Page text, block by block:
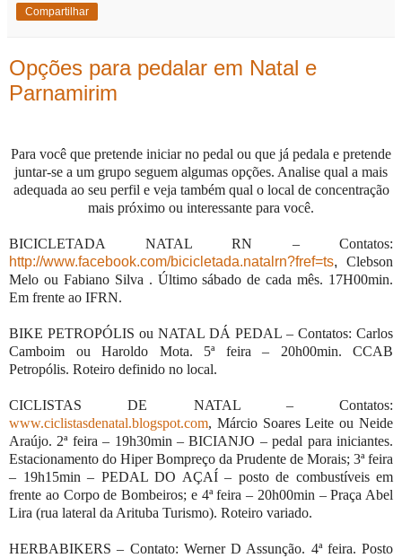
Compartilhar
Opções para pedalar em Natal e
Parnamirim
Para você que pretende iniciar no pedal ou que já pedala e pretende
juntar-se a um grupo seguem algumas opções. Analise qual a mais
adequada ao seu perfil e veja também qual o local de concentração
mais próximo ou interessante para você.
BICICLETADA NATAL RN – Contatos:
http://www.facebook.com/bicicletada.natalrn?fref=ts, Clebson
Melo ou Fabiano Silva . Último sábado de cada mês. 17H00min.
Em frente ao IFRN.
BIKE PETROPÓLIS ou NATAL DÁ PEDAL – Contatos: Carlos
Camboim ou Haroldo Mota. 5ª feira – 20h00min. CCAB
Petropólis. Roteiro definido no local.
CICLISTAS DE NATAL – Contatos:
www.ciclistasdenatal.blogspot.com, Márcio Soares Leite ou Neide
Araújo. 2ª feira – 19h30min – BICIANJO – pedal para iniciantes.
Estacionamento do Hiper Bompreço da Prudente de Morais; 3ª feira
– 19h15min – PEDAL DO AÇAÍ – posto de combustíveis em
frente ao Corpo de Bombeiros; e 4ª feira – 20h00min – Praça Abel
Lira (rua lateral da Arituba Turismo). Roteiro variado.
HERBABIKERS – Contato: Werner D Assunção. 4ª feira. Posto